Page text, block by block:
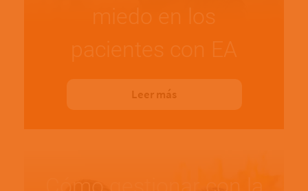
miedo en los
pacientes con EA
Leer más